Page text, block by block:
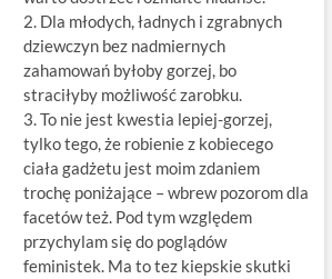
2. Dla młodych, ładnych i zgrabnych
dziewczyn bez nadmiernych
zahamowań byłoby gorzej, bo
straciłyby możliwość zarobku.
3. To nie jest kwestia lepiej-gorzej,
tylko tego, że robienie z kobiecego
ciała gadżetu jest moim zdaniem
trochę poniżające – wbrew pozorom dla
facetów też. Pod tym względem
przychylam się do poglądów
feministek. Ma to tez kiepskie skutki